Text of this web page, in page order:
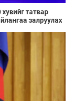
татвар
залруулах